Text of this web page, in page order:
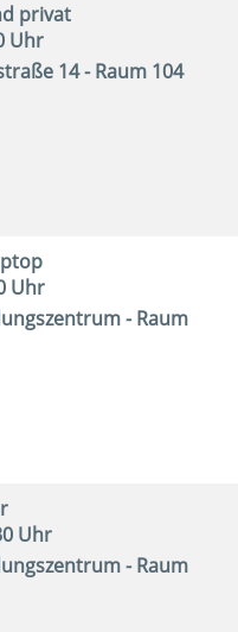
privat
Uhr
14 - Raum 104
Uhr
- Raum
Uhr
- Raum